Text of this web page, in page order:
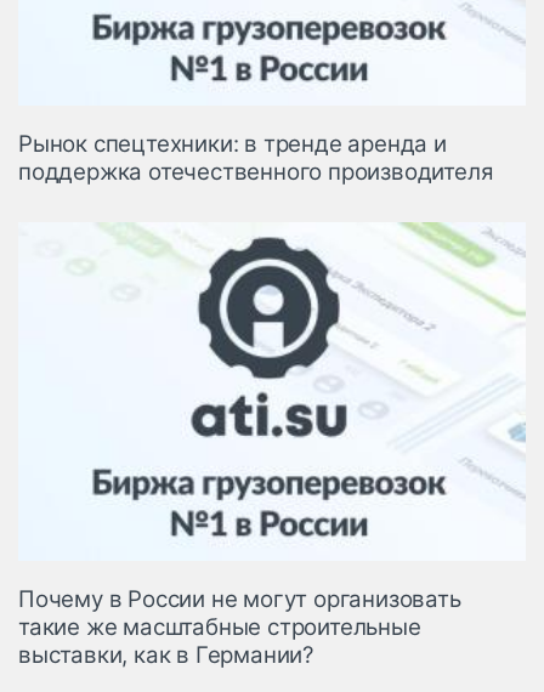
Рынок спецтехники: в тренде аренда и
поддержка отечественного производителя
Почему в России не могут организовать
такие же масштабные строительные
выставки, как в Германии?